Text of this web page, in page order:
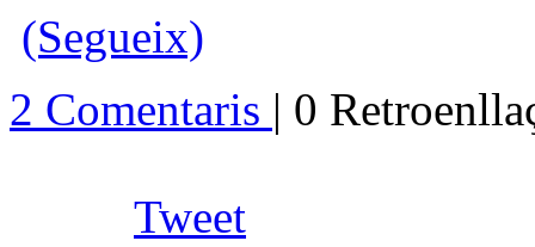
(Segueix)
2 Comentaris | 0
Tweet